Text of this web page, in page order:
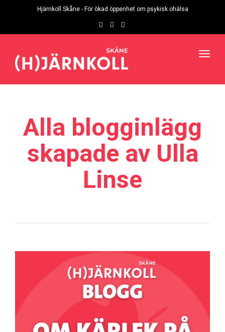
Hjärnkoll Skåne - För ökad öppenhet om psykisk ohälsa
Alla blogginlägg
skapade av Ulla
Linse